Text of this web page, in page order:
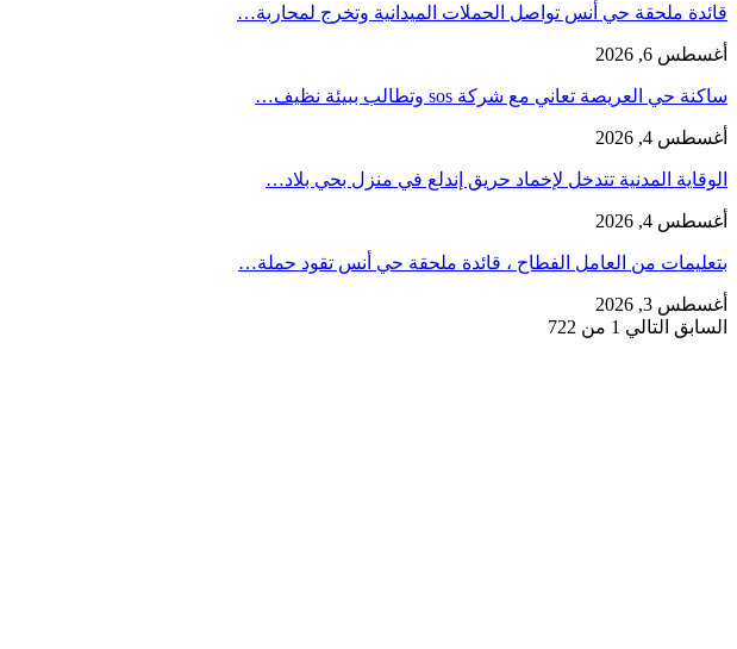
قائدة ملحقة حي أنس تواصل الحملات الميدانية وتخرج لمحاربة…
أغسطس 6, 2026
ساكنة حي العريصة تعاني مع شركة sos وتطالب ببيئة نظيف…
أغسطس 4, 2026
الوقاية المدنية تتدخل لإخماد حريق إندلع في منزل بحي بلاد…
أغسطس 4, 2026
بتعليمات من العامل الفطاح ، قائدة ملحقة حي أنس تقود حملة…
أغسطس 3, 2026
السابق التالي 1 من 722